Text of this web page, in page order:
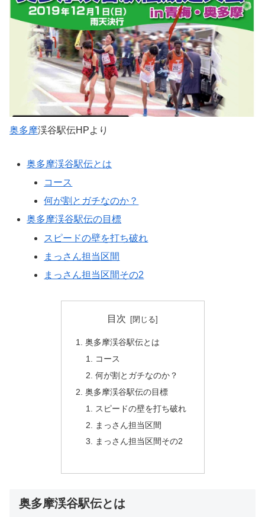
奥多摩渓谷駅伝HPより
奥多摩渓谷駅伝とは
コース
何が割とガチなのか？
奥多摩渓谷駅伝の目標
スピードの壁を打ち破れ
まっさん担当区間
まっさん担当区間その2
目次
奥多摩渓谷駅伝とは
コース
何が割とガチなのか？
奥多摩渓谷駅伝の目標
スピードの壁を打ち破れ
まっさん担当区間
まっさん担当区間その2
奥多摩渓谷駅伝とは